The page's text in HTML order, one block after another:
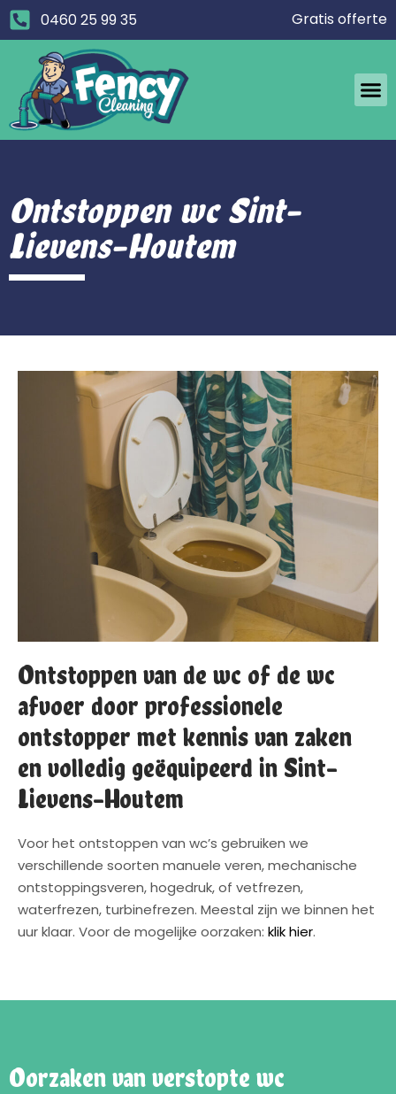
0460 25 99 35 Gratis offerte
Ontstoppen wc Sint-
Lievens-Houtem
Ontstoppen van de wc of de wc
afvoer door professionele
ontstopper met kennis van zaken
en volledig geëquipeerd in Sint-
Lievens-Houtem
Voor het ontstoppen van wc’s gebruiken we
verschillende soorten manuele veren, mechanische
ontstoppingsveren, hogedruk, of vetfrezen,
waterfrezen, turbinefrezen. Meestal zijn we binnen het
uur klaar. Voor de mogelijke oorzaken: klik hier.
Oorzaken van verstopte wc